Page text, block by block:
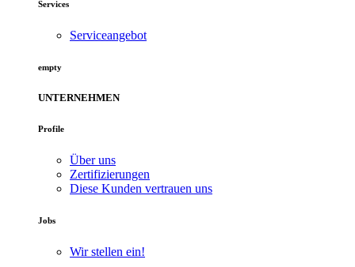
Services
Serviceangebot
empty
UNTERNEHMEN
Profile
Über uns
Zertifizierungen
Diese Kunden vertrauen uns
Jobs
Wir stellen ein!